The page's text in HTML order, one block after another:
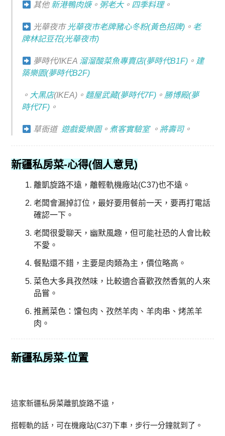
其他 新港鴨肉焿。 粥老大。 四季料理。
光華夜市 光華夜市老牌豬心冬粉(黃色招牌)。 老
牌林記豆花(光華夜市)
夢時代/IKEA 溜溜酸菜魚專賣店(夢時代B1F)。 建
築樂園(夢時代B2F)
。 大黑店(IKEA)。 麵屋武藏(夢時代7F) 。 勝博殿(夢
時代7F) 。
草衙道 遊戲愛樂園。 煮客實驗室。 將壽司。
新疆私房菜-心得(個人意見)
離凱旋路不遠，離輕軌機廠站(C37)也不遠。
老闆會漏掉訂位，最好要用餐前一天，要再打電話
確認一下。
老闆很愛聊天，幽默風趣，但可能社恐的人會比較
不愛。
餐點還不錯，主要是肉類為主，價位略高。
菜色大多具孜然味，比較適合喜歡孜然香氣的人來
品嘗。
推薦菜色：馕包肉、孜然羊肉、羊肉串、烤羔羊
肉。
新疆私房菜-位置
這家新疆私房菜離凱旋路不遠，
搭輕軌的話，可在機廠站(C37)下車，步行一分鐘就到了。